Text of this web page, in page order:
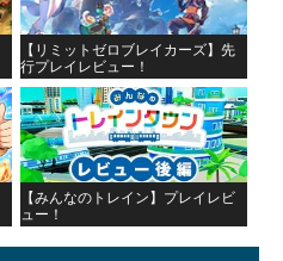
【リミットゼロブレイカーズ】先
行プレイレビュー！
【みんなのトレイン】プレイレビ
ュー！